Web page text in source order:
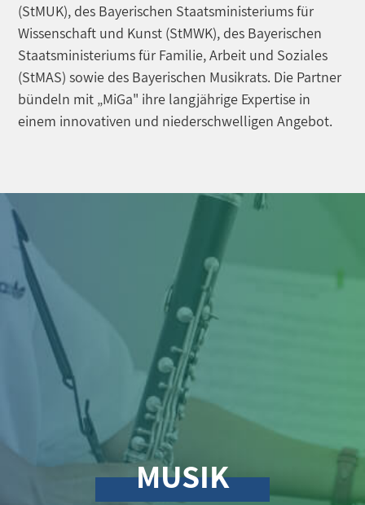
(StMUK), des Bayerischen Staatsministeriums für
Wissenschaft und Kunst (StMWK), des Bayerischen
Staatsministeriums für Familie, Arbeit und Soziales
(StMAS) sowie des Bayerischen Musikrats. Die Partner
bündeln mit „MiGa" ihre langjährige Expertise in
einem innovativen und niederschwelligen Angebot.
MUSIK